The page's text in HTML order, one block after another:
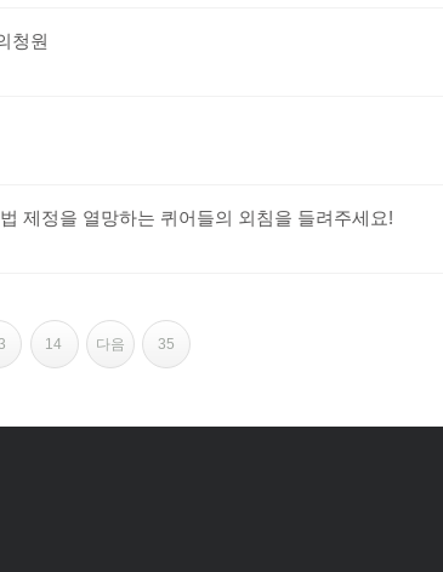
청원
제정을 열망하는 퀴어들의 외침을 들려주세요!
14 다음 35